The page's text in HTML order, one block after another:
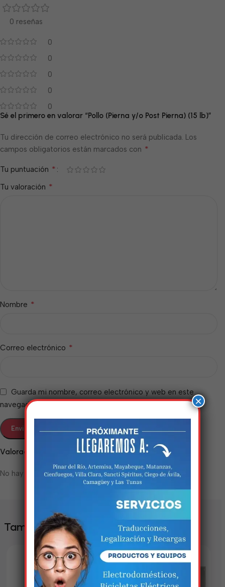
0 reseñas
0
0
0
0
0
Valoraciones
No hay valoraciones aún.
Sé el primero en valorar “Pollo (Pierna y/o Post Pierna) (15 lb)”
Tu dirección de correo electrónico no será publicada. Los
campos obligatorios están marcados con *
Tu puntuación *
Tu valoración *
Nombre *
Correo electrónico *
Guarda mi nombre, correo electrónico y web en este
navegador para la próxima vez que comente.
También te puede interesar
×
Estamos trabalhando
nisso!
Em breve, esta página estará
disponível com novidades
incríveis. Agradecemos pela
paciência e compreensão.